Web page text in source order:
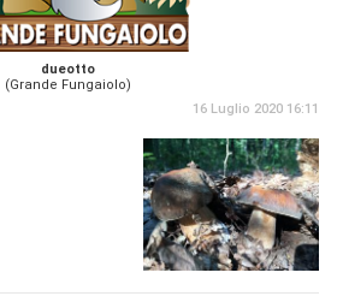
dueotto
(Grande Fungaiolo)
16 Luglio 2020 16:11